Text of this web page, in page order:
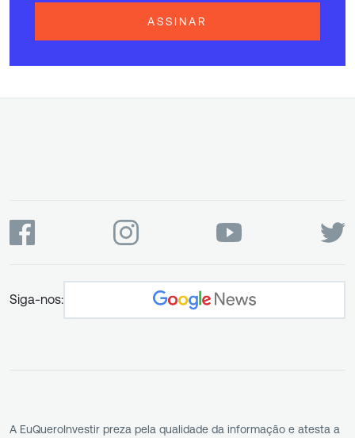
ASSINAR
Siga-nos:
A EuQueroInvestir preza pela qualidade da informação e atesta a